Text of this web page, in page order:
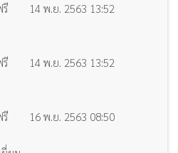
รี
14 พ.ย. 2563 13:52
รี
14 พ.ย. 2563 13:52
รี
16 พ.ย. 2563 08:50